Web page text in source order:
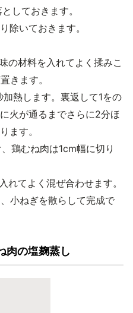
しておきます。
除いておきます。
の材料を入れてよく揉みこ
きます。
熱します。裏返して1をの
火が通るまでさらに2分ほ
ます。
鶏むね肉は1cm幅に切り
てよく混ぜ合わせます。
小ねぎを散らして完成で
肉の塩麹蒸し